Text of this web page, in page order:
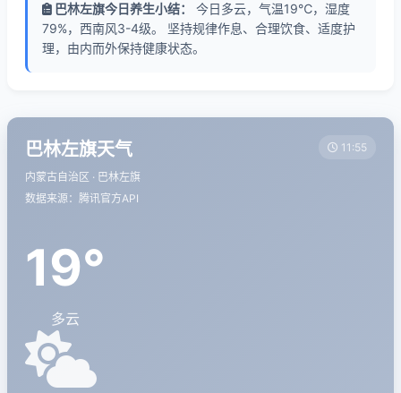
巴林左旗今日养生小结：
今日多云，气温19℃，湿度
79%，西南风3-4级。 坚持规律作息、合理饮食、适度护
理，由内而外保持健康状态。
巴林左旗天气
内蒙古自治区 · 巴林左旗
数据来源：腾讯官方API
11:55
19°
多云